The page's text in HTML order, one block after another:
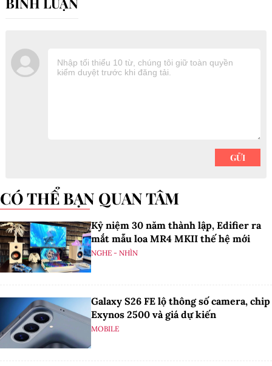
CÓ THỂ BẠN QUAN TÂM
Kỷ niệm 30 năm thành lập, Edifier ra
mắt mẫu loa MR4 MKII thế hệ mới
NGHE - NHÌN
Galaxy S26 FE lộ thông số camera, chip
Exynos 2500 và giá dự kiến
MOBILE